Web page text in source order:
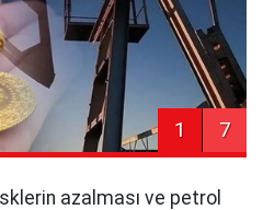
1 7
azalması ve petrol